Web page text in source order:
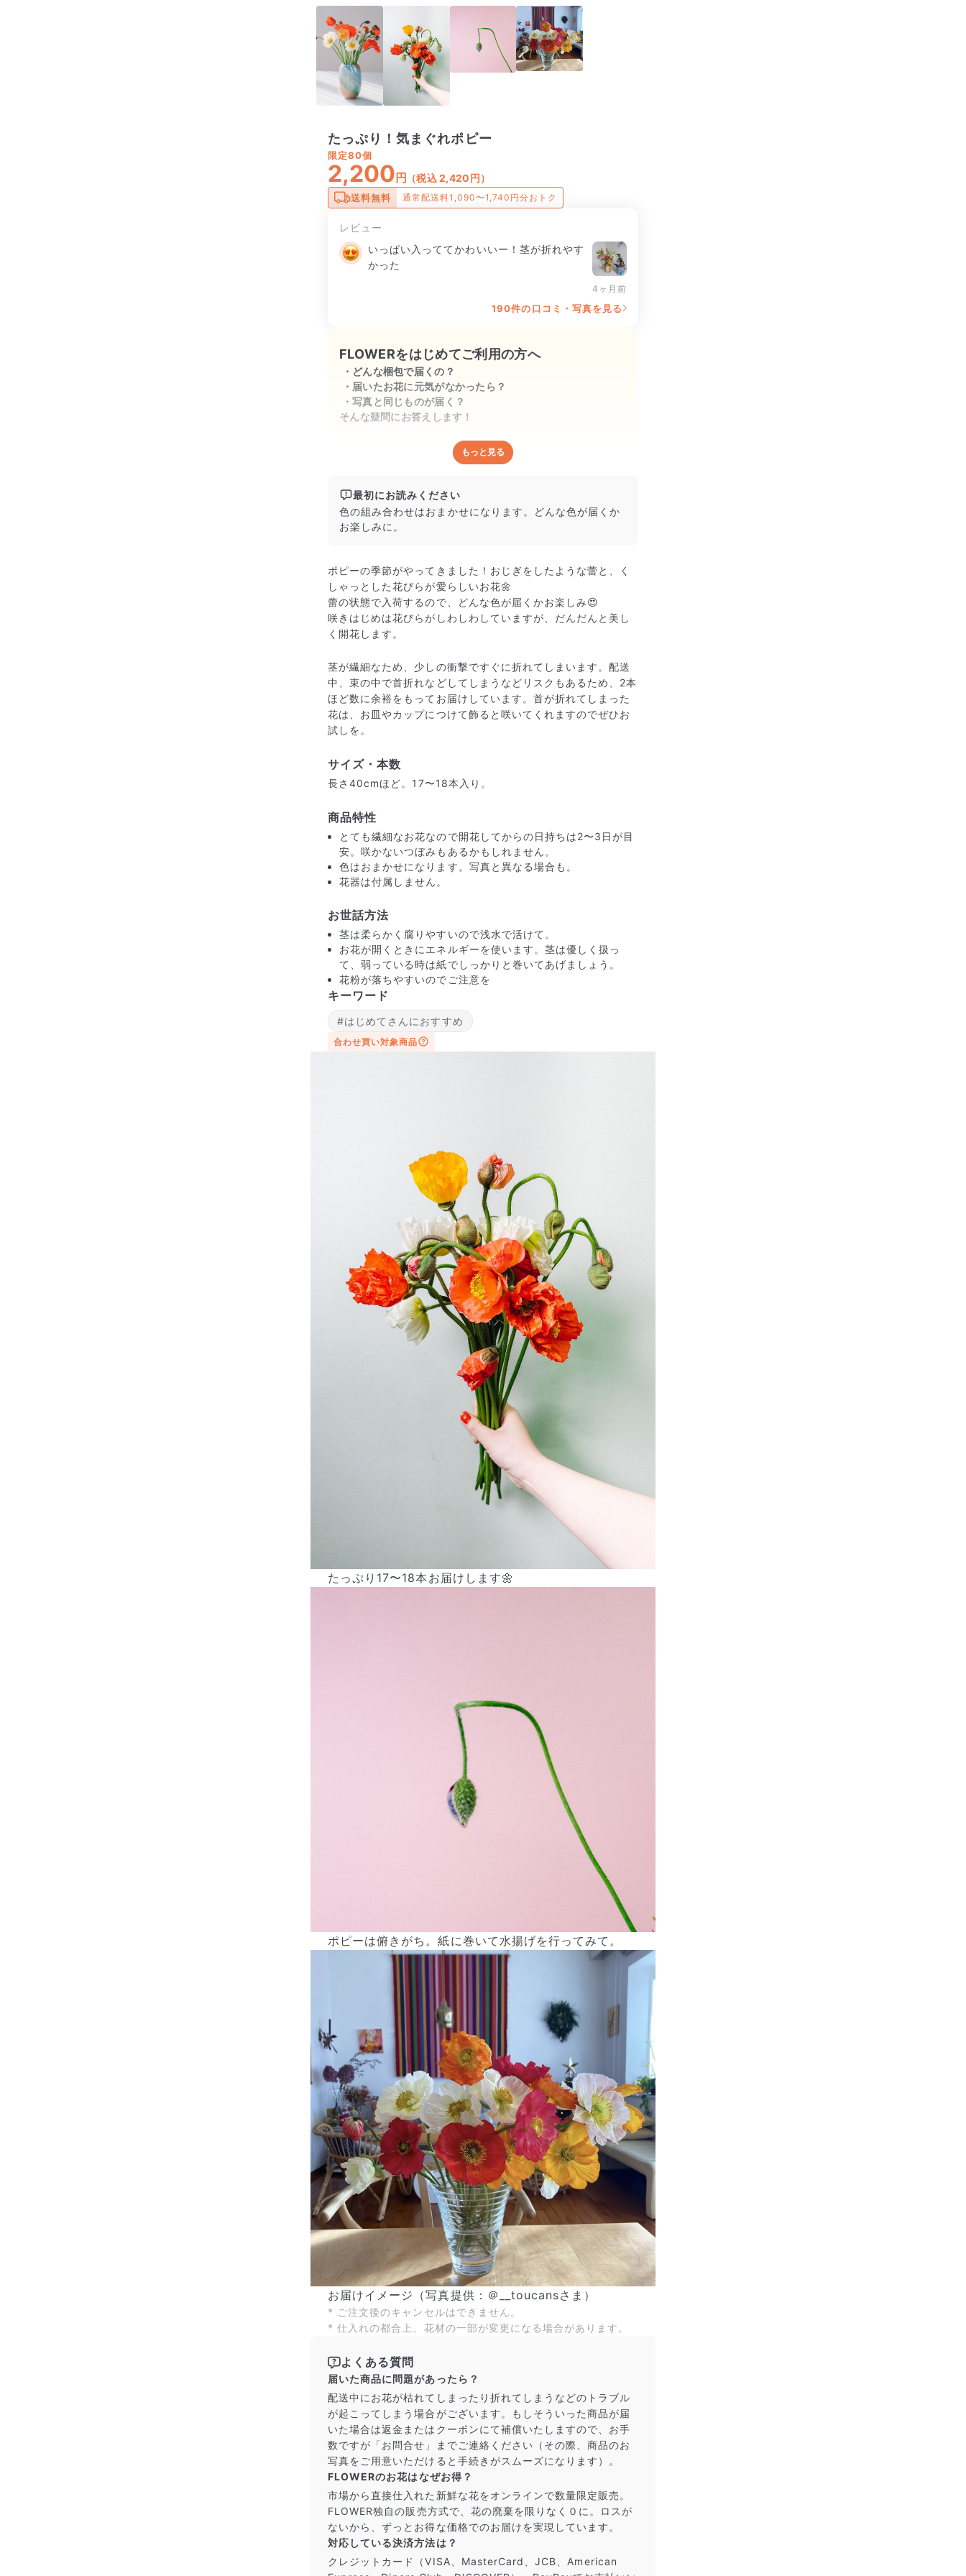
たっぷり！気まぐれポピー
限定80個
2,200円 （税込 2,420円）
送料無料 通常配送料1,090〜1,740円分おトク
レビュー
いっぱい入っててかわいいー！茎が折れやす
かった
4ヶ月前
190件の口コミ・写真を見る
FLOWERをはじめてご利用の方へ
どんな梱包で届くの？
届いたお花に元気がなかったら？
写真と同じものが届く？
そんな疑問にお答えします！
どんな梱包で届くの？
ボックスに丁寧に梱包してお届けしています。きゅっとまとめ
られて一見窮屈そうに見えますが、輸送中の衝撃による折れや
擦れを軽減する効果があります。
届いたお花に元気がなかったら？
あった場合は、些細なことでもお気軽にサポートまでご連絡く
ださい。ご返金にて補償いたします。
写真と同じものが届く？
商品ページに掲載している写真は、実際にお届けする商品を撮
影したものです。お花は生き物なので、どうしても色味やサイ
ズ・咲き方に個体差はありますが、できるだけ写真のイメージ
に近いものをお届けできるように人の目でチェックをしていま
Q. 毎月自動でお花が届くサービスですか？
いいえ、毎月自動でお届けするサービスではありません。好きな時
に好きな花をご注文いただけます。
ただいま沖縄・離島エリアへの配送には対応しておりません。ご了
お花をベストなタイミングで発送しているため、お届け日の指定は
できません。受け取り時間帯は、発送後にクロネコヤマトのアプリ
もっと見る
最初にお読みください
色の組み合わせはおまかせになります。どんな色が届くか
お楽しみに。
ポピーの季節がやってきました！おじぎをしたような蕾と、く
しゃっとした花びらが愛らしいお花🌼
蕾の状態で入荷するので、どんな色が届くかお楽しみ😍
咲きはじめは花びらがしわしわしていますが、だんだんと美し
く開花します。
茎が繊細なため、少しの衝撃ですぐに折れてしまいます。配送
中、束の中で首折れなどしてしまうなどリスクもあるため、2本
ほど数に余裕をもってお届けしています。首が折れてしまった
花は、お皿やカップにつけて飾ると咲いてくれますのでぜひお
試しを。
サイズ・本数
長さ40cmほど。17〜18本入り。
商品特性
とても繊細なお花なので開花してからの日持ちは2〜3日が目
安。咲かないつぼみもあるかもしれません。
色はおまかせになります。写真と異なる場合も。
花器は付属しません。
お世話方法
茎は柔らかく腐りやすいので浅水で活けて。
お花が開くときにエネルギーを使います。茎は優しく扱っ
て、弱っている時は紙でしっかりと巻いてあげましょう。
花粉が落ちやすいのでご注意を
キーワード
#はじめてさんにおすすめ
合わせ買い対象商品
たっぷり17〜18本お届けします🌼
ポピーは俯きがち。紙に巻いて水揚げを行ってみて。
お届けイメージ（写真提供：＠__toucansさま）
* ご注文後のキャンセルはできません。
* 仕入れの都合上、花材の一部が変更になる場合があります。
よくある質問
届いた商品に問題があったら？
配送中にお花が枯れてしまったり折れてしまうなどのトラブル
が起こってしまう場合がございます。もしそういった商品が届
いた場合は返金またはクーポンにて補償いたしますので、お手
数ですが「お問合せ」までご連絡ください（その際、商品のお
写真をご用意いただけると手続きがスムーズになります）。
FLOWERのお花はなぜお得？
市場から直接仕入れた新鮮な花をオンラインで数量限定販売。
FLOWER独自の販売方式で、花の廃棄を限りなく０に。ロスが
ないから、ずっとお得な価格でのお届けを実現しています。
対応している決済方法は？
クレジットカード（VISA、MasterCard、JCB、American